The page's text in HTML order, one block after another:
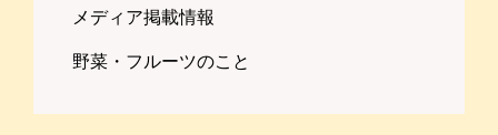
メディア掲載情報
野菜・フルーツのこと